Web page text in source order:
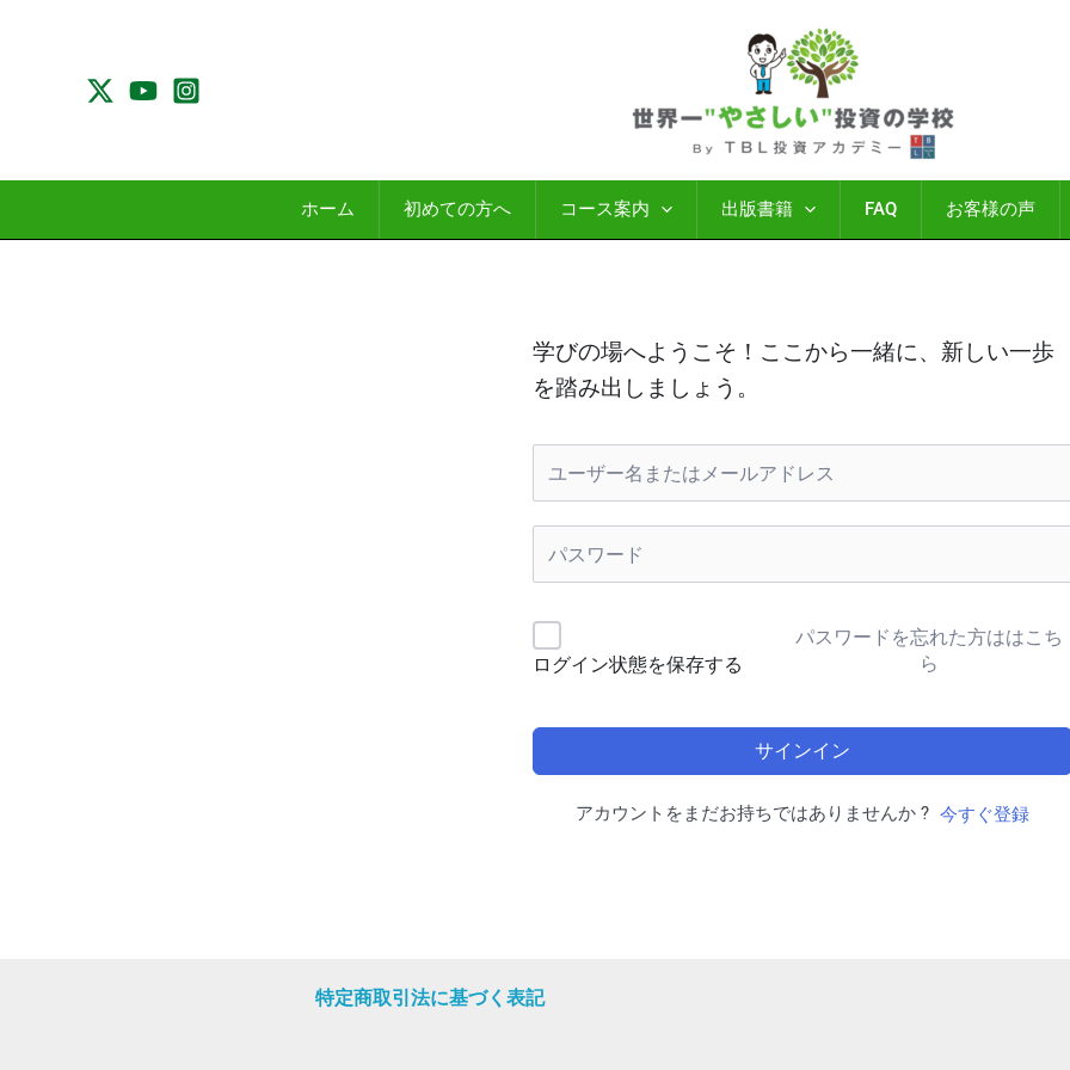
プ
ホーム 初めての方へ コース案内 出版書籍 FAQ お客様の声
学びの場へようこそ！ここから一緒に、新しい一歩
を踏み出しましょう。
ログイン状態を保存する
パスワードを忘れた方ははこち
ら
サインイン
アカウントをまだお持ちではありませんか ? 今すぐ登録
特定商取引法に基づく表記